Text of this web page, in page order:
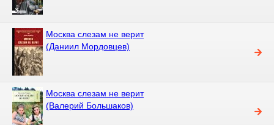
Москва слезам не верит
(Даниил Мордовцев)
Москва слезам не верит
(Валерий Большаков)